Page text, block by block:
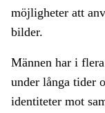
möjligheter att
bilder.
Männen har i
under långa tider
identiteter mot